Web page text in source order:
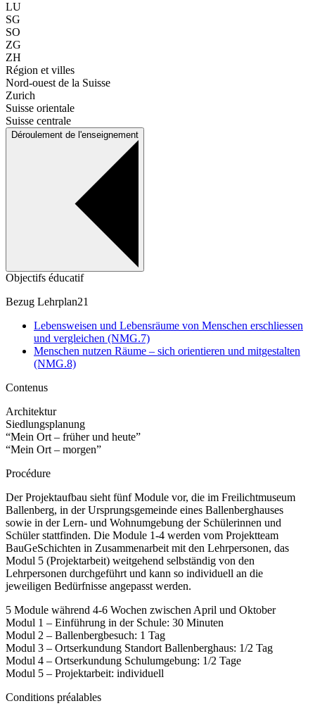
LU
SG
SO
ZG
ZH
Région et villes
Nord-ouest de la Suisse
Zurich
Suisse orientale
Suisse centrale
Déroulement de l'enseignement
Objectifs éducatif
Bezug Lehrplan21
Lebensweisen und Lebensräume von Menschen erschliessen
und vergleichen (NMG.7)
Menschen nutzen Räume – sich orientieren und mitgestalten
(NMG.8)
Contenus
Architektur
Siedlungsplanung
“Mein Ort – früher und heute”
“Mein Ort – morgen”
Procédure
Der Projektaufbau sieht fünf Module vor, die im Freilichtmuseum
Ballenberg, in der Ursprungsgemeinde eines Ballenberghauses
sowie in der Lern- und Wohnumgebung der Schülerinnen und
Schüler stattfinden. Die Module 1-4 werden vom Projektteam
BauGeSchichten in Zusammenarbeit mit den Lehrpersonen, das
Modul 5 (Projektarbeit) weitgehend selbständig von den
Lehrpersonen durchgeführt und kann so individuell an die
jeweiligen Bedürfnisse angepasst werden.
5 Module während 4-6 Wochen zwischen April und Oktober
Modul 1 – Einführung in der Schule: 30 Minuten
Modul 2 – Ballenbergbesuch: 1 Tag
Modul 3 – Ortserkundung Standort Ballenberghaus: 1/2 Tag
Modul 4 – Ortserkundung Schulumgebung: 1/2 Tage
Modul 5 – Projektarbeit: individuell
Conditions préalables